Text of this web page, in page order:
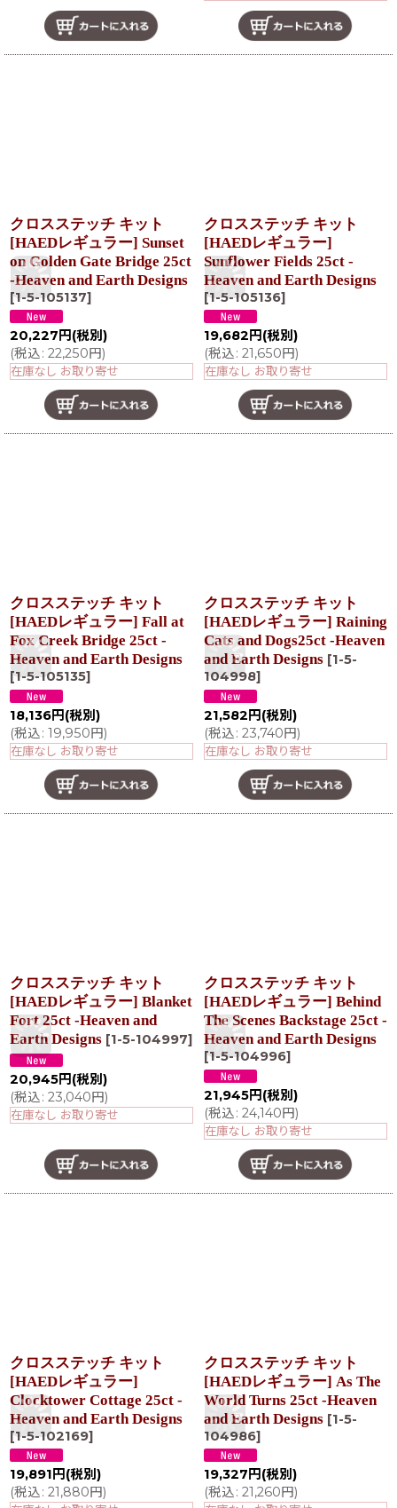
クロスステッチ キット
[HAEDレギュラー] Sunset
on Golden Gate Bridge 25ct
-Heaven and Earth Designs
[1-5-105137]
20,227 円 (税別)
(税込: 22,250円)
在庫なし お取り寄せ
クロスステッチ キット
[HAEDレギュラー]
Sunflower Fields 25ct -
Heaven and Earth Designs
[1-5-105136]
19,682 円 (税別)
(税込: 21,650円)
在庫なし お取り寄せ
クロスステッチ キット
[HAEDレギュラー] Fall at
Fox Creek Bridge 25ct -
Heaven and Earth Designs
[1-5-105135]
18,136円 (税別)
(税込: 19,950円)
在庫なし お取り寄せ
クロスステッチ キット
[HAEDレギュラー] Raining
Cats and Dogs25ct -Heaven
and Earth Designs [1-5-
104998]
21,582 円 (税別)
(税込: 23,740円)
在庫なし お取り寄せ
クロスステッチ キット
[HAEDレギュラー] Blanket
Fort 25ct -Heaven and
Earth Designs [1-5-104997]
20,945円 (税別)
(税込: 23,040円)
在庫なし お取り寄せ
クロスステッチ キット
[HAEDレギュラー] Behind
The Scenes Backstage 25ct -
Heaven and Earth Designs
[1-5-104996]
21,945円 (税別)
(税込: 24,140円)
在庫なし お取り寄せ
クロスステッチ キット
[HAEDレギュラー]
Clocktower Cottage 25ct -
Heaven and Earth Designs
[1-5-102169]
19,891 円 (税別)
(税込: 21,880円)
クロスステッチ キット
[HAEDレギュラー] As The
World Turns 25ct -Heaven
and Earth Designs [1-5-
104986]
19,327 円 (税別)
(税込: 21,260円)